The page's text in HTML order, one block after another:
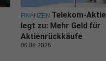
FINANZEN Telekom-Aktie
legt zu: Mehr Geld für
Aktienrückkäufe
06.08.2026